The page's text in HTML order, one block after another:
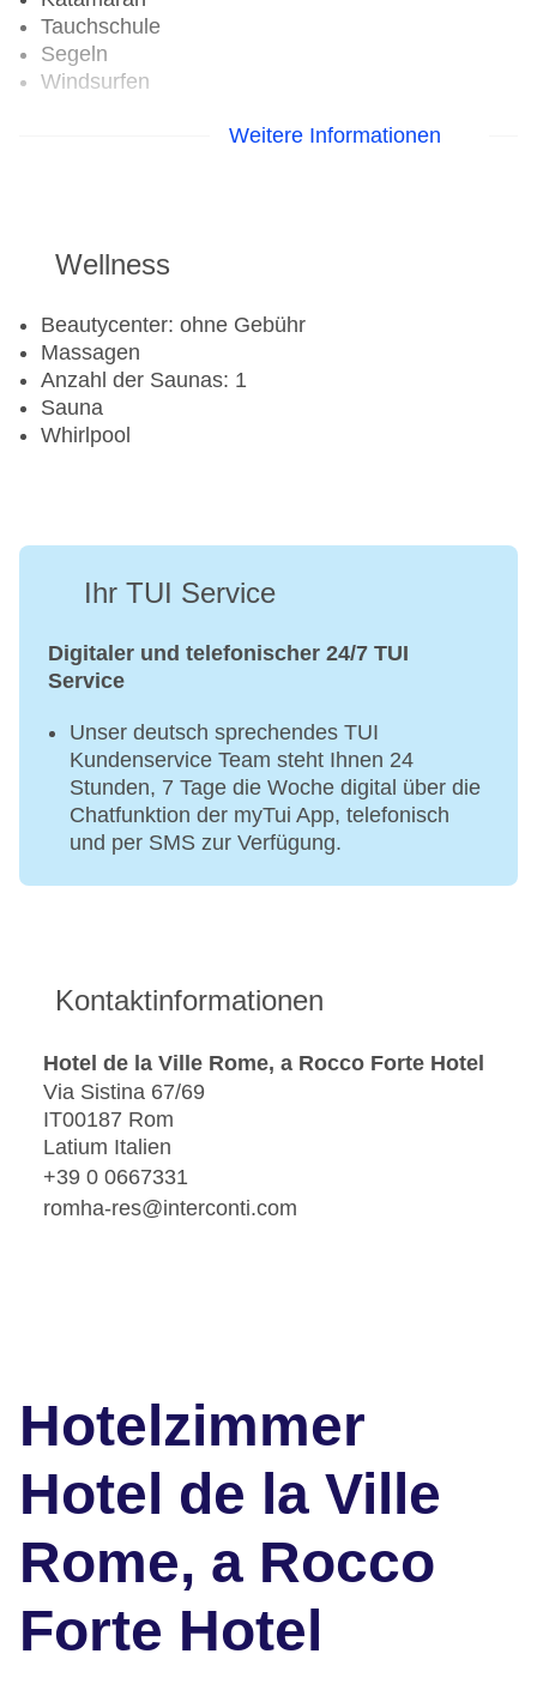
Tauchschule
Segeln
Windsurfen
Weitere Informationen
Wellness
Beautycenter: ohne Gebühr
Massagen
Anzahl der Saunas: 1
Sauna
Whirlpool
Ihr TUI Service
Digitaler und telefonischer 24/7 TUI
Service
Unser deutsch sprechendes TUI
Kundenservice Team steht Ihnen 24
Stunden, 7 Tage die Woche digital über die
Chatfunktion der myTui App, telefonisch
und per SMS zur Verfügung.
Kontaktinformationen
Hotel de la Ville Rome, a Rocco Forte Hotel
Via Sistina 67/69
IT00187 Rom
Latium Italien
+39 0 0667331
romha-res@interconti.com
Hotelzimmer
Hotel de la Ville
Rome, a Rocco
Forte Hotel